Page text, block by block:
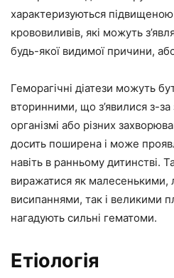
характеризуються
крововиливів, які можуть
будь-якої видимої причини,
Геморагічні діатези можуть
вторинними, що з’явилися з-
організмі або різних
досить поширена і може
навіть в ранньому дитинстві.
виражатися як малесенькими,
висипаннями, так і великими
нагадують сильні гематоми.
Етіологія